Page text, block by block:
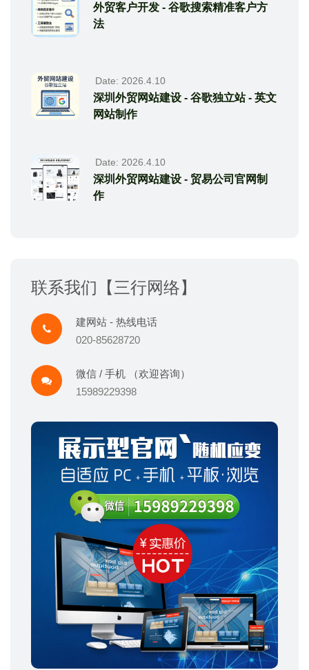
外贸客户开发 - 谷歌搜索精准客户方
法
Date: 2026.4.10
深圳外贸网站建设 - 谷歌独立站 - 英文
网站制作
Date: 2026.4.10
深圳外贸网站建设 - 贸易公司官网制
作
联系我们【三行网络】
建网站 - 热线电话
020-85628720
微信 / 手机 （欢迎咨询）
15989229398